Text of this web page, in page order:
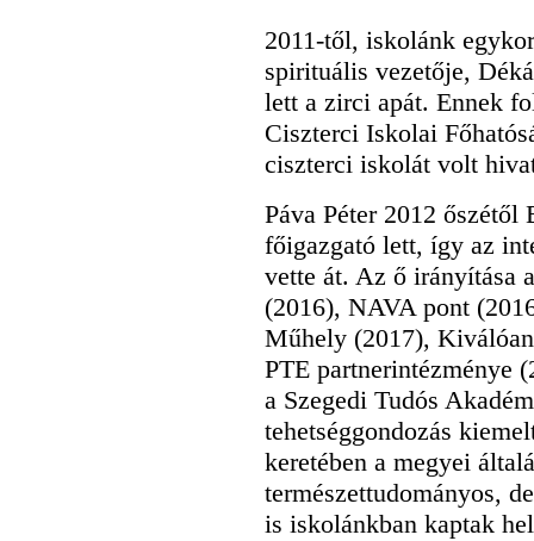
2011-től, iskolánk
spirituális vezetője,
lett a zirci apát. Ennek
Ciszterci Iskolai
ciszterci iskolát volt
Páva Péter 2012
főigazgató lett, így az
vette át. Az ő irányítása
(2016), NAVA pont
Műhely (2017),
PTE partnerintézménye
a Szegedi Tudós
tehetséggondozás
keretében a megyei
természettudományos,
is iskolánkban kaptak